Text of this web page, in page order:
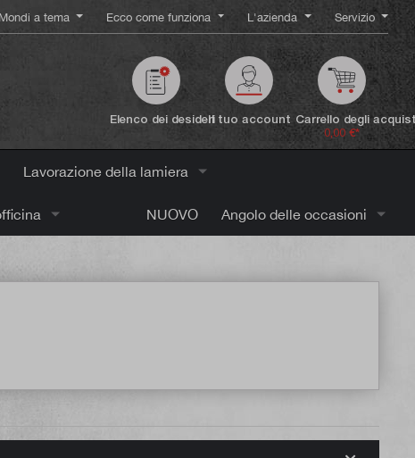
Mondi a tema Ecco come funziona L'azienda Servizio
Elenco dei desideriIl tuo account Carrello degli
0,00 €*
Lavorazione della lamiera
NUOVO Angolo delle occasioni